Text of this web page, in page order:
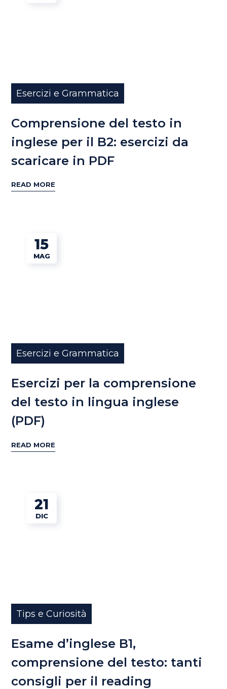
Esercizi e Grammatica
Comprensione del testo in
inglese per il B2: esercizi da
scaricare in PDF
READ MORE
15
MAG
Esercizi e Grammatica
Esercizi per la comprensione
del testo in lingua inglese
(PDF)
READ MORE
21
DIC
Tips e Curiosità
Esame d’inglese B1,
comprensione del testo: tanti
consigli per il reading